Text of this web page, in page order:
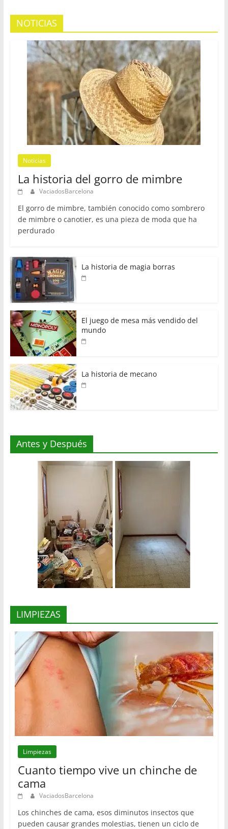
NOTICIAS
Noticias
La historia del gorro de mimbre
VaciadosBarcelona
El gorro de mimbre, también conocido como sombrero
de mimbre o canotier, es una pieza de moda que ha
perdurado
La historia de magia borras
El juego de mesa más vendido del
mundo
La historia de mecano
Antes y Después
LIMPIEZAS
Limpiezas
Cuanto tiempo vive un chinche de
cama
VaciadosBarcelona
Los chinches de cama, esos diminutos insectos que
pueden causar grandes molestias, tienen un ciclo de